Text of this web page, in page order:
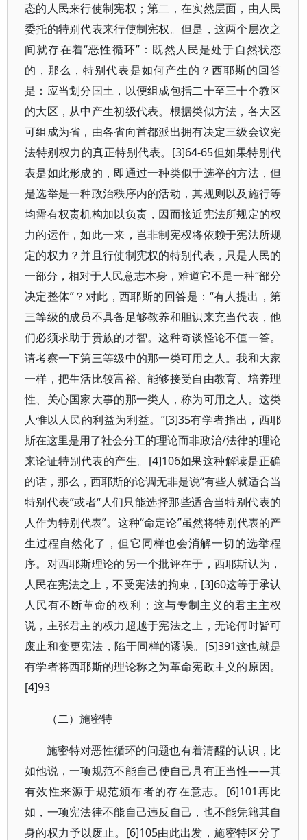
态的人民来行使制宪权；第二，在实然层面，由人民
委托的特别代表来行使制宪权。但是，这两个层次之
间就存在着“恶性循环”：既然人民是处于自然状态
的，那么，特别代表是如何产生的？西耶斯的回答
是：应当划分国土，以便组成包括二十至三十个教区
的大区，从中产生初级代表。根据类似方法，各大区
可组成为省，由各省向首都派出拥有决定三级会议宪
法特别权力的真正特别代表。[3]64-65但如果特别代
表是如此形成的，即通过一种类似于选举的方法，但
是选举是一种政治秩序内的活动，其规则以及施行等
均需有权责机构加以负责，因而接近宪法所规定的权
力的运作，如此一来，岂非制宪权将依赖于宪法所规
定的权力？并且行使制宪权的特别代表，只是人民的
一部分，相对于人民意志本身，难道它不是一种“部分
决定整体”？对此，西耶斯的回答是：“有人提出，第
三等级的成员不具备足够教养和胆识来充当代表，他
们必须求助于贵族的才智。这种奇谈怪论不值一答。
请考察一下第三等级中的那一类可用之人。我和大家
一样，把生活比较富裕、能够接受自由教育、培养理
性、关心国家大事的那一类人，称为可用之人。这类
人惟以人民的利益为利益。”[3]35有学者指出，西耶
斯在这里是用了社会分工的理论而非政治/法律的理论
来论证特别代表的产生。[4]106如果这种解读是正确
的话，那么，西耶斯的论调无非是说“有些人就适合当
特别代表”或者“人们只能选择那些适合当特别代表的
人作为特别代表”。这种“命定论”虽然将特别代表的产
生过程自然化了，但它同样也会消解一切的选举程
序。对西耶斯理论的另一个批评在于，西耶斯认为，
人民在宪法之上，不受宪法的拘束，[3]60这等于承认
人民有不断革命的权利；这与专制主义的君主主权
说，主张君主的权力超越于宪法之上，无论何时皆可
废止和变更宪法，陷于同样的谬误。[5]391这也就是
有学者将西耶斯的理论称之为革命宪政主义的原因。
[4]93
（二）施密特
施密特对恶性循环的问题也有着清醒的认识，比
如他说，一项规范不能自己使自己具有正当性——其
有效性来源于规范颁布者的存在意志。[6]101再比
如，一项宪法律不能自己违反自己，也不能凭籍其自
身的权力予以废止。[6]105由此出发，施密特区分了